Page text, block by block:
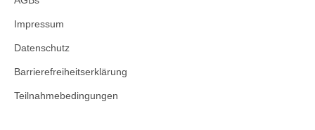
Impressum
Datenschutz
Barrierefreiheitserklärung
Teilnahmebedingungen